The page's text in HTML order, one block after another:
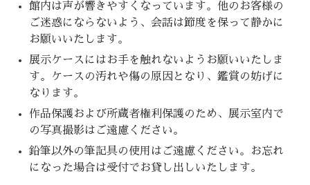
館内は声が響きやすくなっています。他のお客様の
ご迷惑にならないよう、会話は節度を保って静かに
お願いいたします。
展示ケースにはお手を触れないようお願いいたしま
す。ケースの汚れや傷の原因となり、鑑賞の妨げに
なります。
作品保護および所蔵者権利保護のため、展示室内で
の写真撮影はご遠慮ください。
鉛筆以外の筆記具の使用はご遠慮ください。お忘れ
になった場合は受付でお貸し出しいたします。